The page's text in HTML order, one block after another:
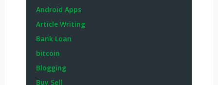
Android Apps
Article Writing
Bank Loan
bitcoin
Blogging
Buy Sell